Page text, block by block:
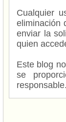
Cualquier
eliminación
enviar la
quien
Este blog
se